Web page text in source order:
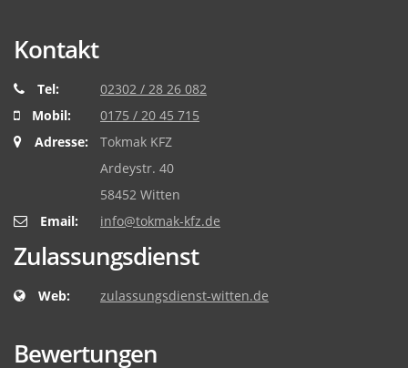
Kontakt
Tel:
02302 / 28 26 082
Mobil:
0175 / 20 45 715
Adresse:
Tokmak KFZ
Ardeystr. 40
58452 Witten
Email:
info@tokmak-kfz.de
Zulassungsdienst
Web: zulassungsdienst-witten.de
Bewertungen